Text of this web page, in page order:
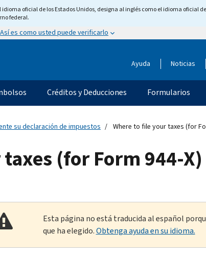
oficial de los Estados Unidos, designa al inglés como el idioma oficial
federal.
Así es como usted puede verificarlo
Ayuda Noticias
Créditos y Deducciones Formularios
su declaración de impuestos Where to file your taxes (for
(for Form 944-X)
Esta página no está traducida al español
que ha elegido.Obtenga ayuda en su idioma.